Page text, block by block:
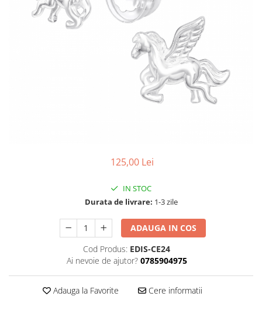
125,00 Lei
IN STOC
Durata de livrare: 1-3 zile
ADAUGA IN COS
Cod Produs: EDIS-CE24
Ai nevoie de ajutor? 0785904975
Adauga la Favorite Cere informatii